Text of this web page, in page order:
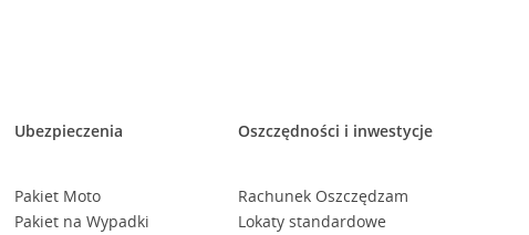
Ubezpieczenia
Pakiet Moto
Pakiet na Wypadki
Oszczędności i inwestycje
Rachunek Oszczędzam
Lokaty standardowe